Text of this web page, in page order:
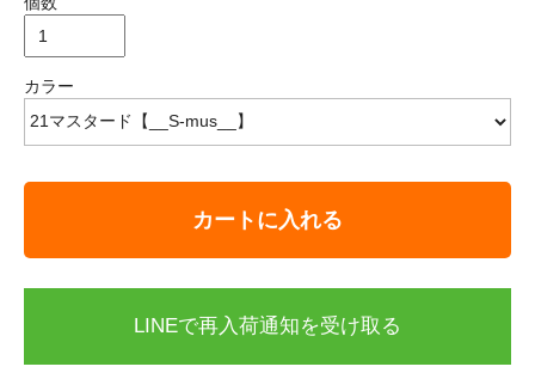
カラー
カートに入れる
LINEで再入荷通知を受け取る